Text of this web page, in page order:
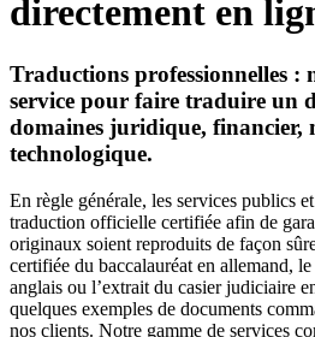
directement en
Traductions professionnelles :
service pour faire traduire un
domaines juridique, financier,
technologique.
En règle générale, les services publics
traduction officielle certifiée afin de
originaux soient reproduits de façon
certifiée du baccalauréat en allemand,
anglais ou l’extrait du casier judiciaire
quelques exemples de documents
nos clients. Notre gamme de services